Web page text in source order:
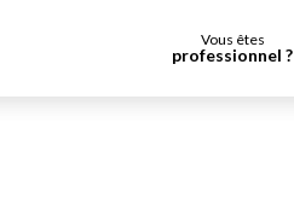
Vous êtes
professionnel ?